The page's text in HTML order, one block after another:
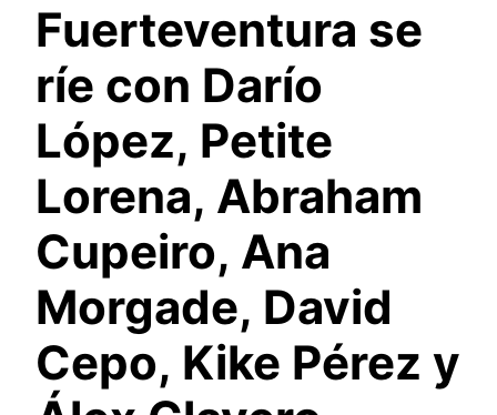
Fuerteventura se
ríe con Darío
López, Petite
Lorena, Abraham
Cupeiro, Ana
Morgade, David
Cepo, Kike Pérez y